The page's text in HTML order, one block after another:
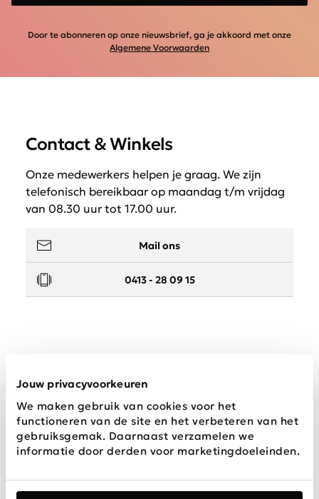
Jouw privacyvoorkeuren
We maken gebruik van cookies voor het
functioneren van de site en het verbeteren van het
gebruiksgemak. Daarnaast verzamelen we
informatie door derden voor marketingdoeleinden.
Door te abonneren op onze nieuwsbrief, ga je akkoord met onze
Algemene Voorwaarden
Contact & Winkels
Onze medewerkers helpen je graag. We zijn
telefonisch bereikbaar op maandag t/m vrijdag
van 08.30 uur tot 17.00 uur.
Mail ons
0413 - 28 09 15
Wij zijn Schijvens mode